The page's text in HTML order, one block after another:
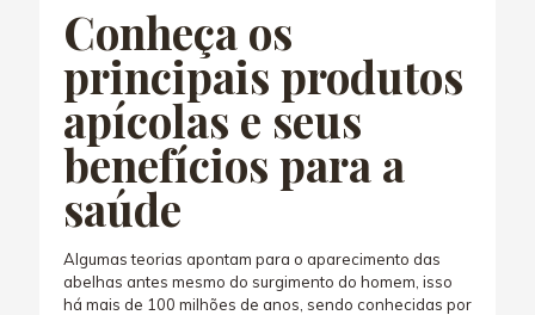
Conheça os
principais produtos
apícolas e seus
benefícios para a
saúde
Algumas teorias apontam para o aparecimento das
abelhas antes mesmo do surgimento do homem, isso
há mais de 100 milhões de anos, sendo conhecidas por